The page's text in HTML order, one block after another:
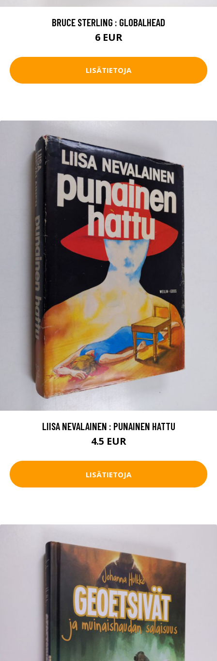
BRUCE STERLING : GLOBALHEAD
6 EUR
LISÄTIETOJA
LIISA NEVALAINEN : PUNAINEN HATTU
4.5 EUR
LISÄTIETOJA